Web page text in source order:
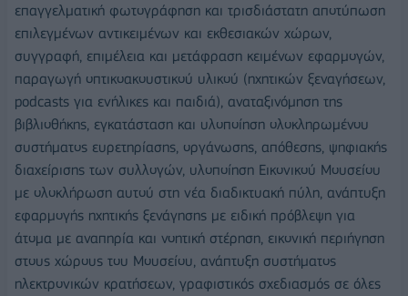
επαγγελματική φωτογράφηση και τρισδιάστατη αποτύπωση
επιλεγμένων αντικειμένων και εκθεσιακών χώρων,
συγγραφή, επιμέλεια και μετάφραση κειμένων εφαρμογών,
παραγωγή οπτικοακουστικού υλικού (ηχητικών ξεναγήσεων,
podcasts για ενήλικες και παιδιά), αναταξινόμηση της
βιβλιοθήκης, εγκατάσταση και υλοποίηση ολοκληρωμένου
συστήματος ευρετηρίασης, οργάνωσης, απόθεσης, ψηφιακής
διαχείρισης των συλλογών, υλοποίηση Εικονικού Μουσείου
με ολοκλήρωση αυτού στη νέα διαδικτυακή πύλη, ανάπτυξη
εφαρμογής ηχητικής ξενάγησης με ειδική πρόβλεψη για
άτομα με αναπηρία και νοητική στέρηση, εικονική περιήγηση
στους χώρους του Μουσείου, ανάπτυξη συστήματος
ηλεκτρονικών κρατήσεων, γραφιστικός σχεδιασμός σε όλες